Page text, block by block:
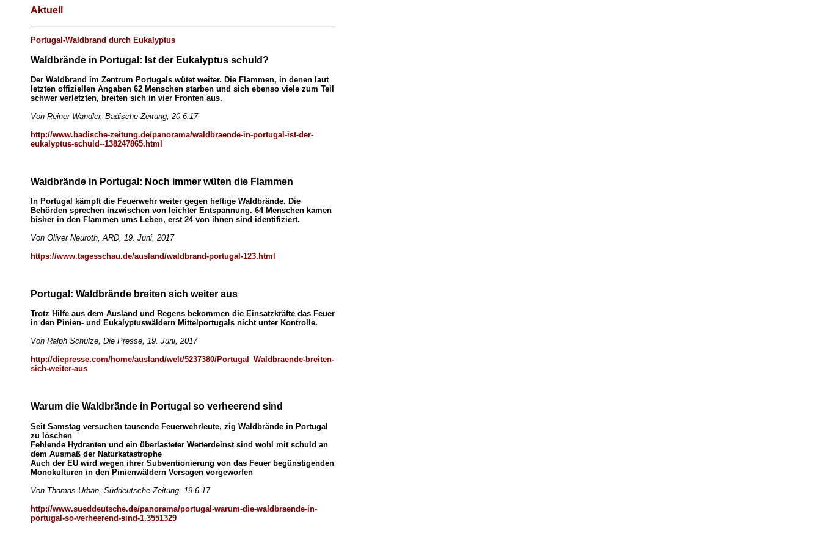
Aktuell
Portugal-Waldbrand durch Eukalyptus
Waldbrände in Portugal: Ist der Eukalyptus schuld?
Der Waldbrand im Zentrum Portugals wütet weiter. Die Flammen, in denen laut
letzten offiziellen Angaben 62 Menschen starben und sich ebenso viele zum Teil
schwer verletzten, breiten sich in vier Fronten aus.
Von Reiner Wandler, Badische Zeitung, 20.6.17
http://www.badische-zeitung.de/panorama/waldbraende-in-portugal-ist-der-
eukalyptus-schuld--138247865.html
Waldbrände in Portugal: Noch immer wüten die Flammen
In Portugal kämpft die Feuerwehr weiter gegen heftige Waldbrände. Die
Behörden sprechen inzwischen von leichter Entspannung. 64 Menschen kamen
bisher in den Flammen ums Leben, erst 24 von ihnen sind identifiziert.
Von Oliver Neuroth, ARD, 19. Juni, 2017
https://www.tagesschau.de/ausland/waldbrand-portugal-123.html
Portugal: Waldbrände breiten sich weiter aus
Trotz Hilfe aus dem Ausland und Regens bekommen die Einsatzkräfte das Feuer
in den Pinien- und Eukalyptuswäldern Mittelportugals nicht unter Kontrolle.
Von Ralph Schulze, Die Presse, 19. Juni, 2017
http://diepresse.com/home/ausland/welt/5237380/Portugal_Waldbraende-breiten-
sich-weiter-aus
Warum die Waldbrände in Portugal so verheerend sind
Seit Samstag versuchen tausende Feuerwehrleute, zig Waldbrände in Portugal
zu löschen
Fehlende Hydranten und ein überlasteter Wetterdeinst sind wohl mit schuld an
dem Ausmaß der Naturkatastrophe
Auch der EU wird wegen ihrer Subventionierung von das Feuer begünstigenden
Monokulturen in den Pinienwäldern Versagen vorgeworfen
Von Thomas Urban, Süddeutsche Zeitung, 19.6.17
http://www.sueddeutsche.de/panorama/portugal-warum-die-waldbraende-in-
portugal-so-verheerend-sind-1.3551329